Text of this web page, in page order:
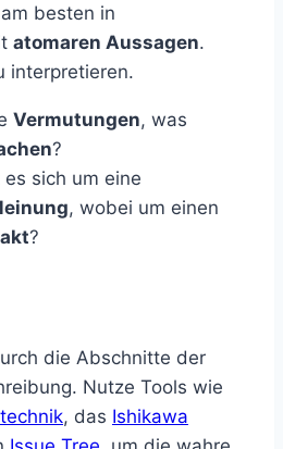
besten in
atomaren Aussagen.
interpretieren.
Vermutungen, was
?
sich um eine
, wobei um einen
?
die Abschnitte der
Nutze Tools wie
, das Ishikawa